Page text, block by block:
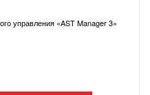
управления «AST Manager 3»